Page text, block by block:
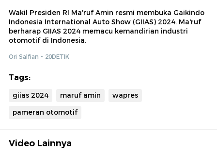
Wakil Presiden RI Ma'ruf Amin resmi membuka Gaikindo
Indonesia International Auto Show (GIIAS) 2024. Ma'ruf
berharap GIIAS 2024 memacu kemandirian industri
otomotif di Indonesia.
Ori Salfian - 20DETIK
Tags:
giias 2024 maruf amin
wapres
pameran otomotif
Video Lainnya